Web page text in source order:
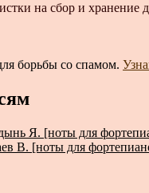
на сбор и хранение
борьбы со спамом.
Я. [ноты для
В. [ноты для